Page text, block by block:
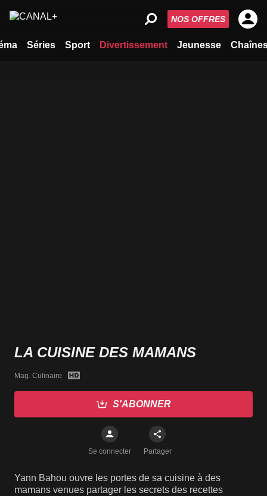
Séries Sport Divertissement Jeunesse
NOS OFFRES
LA CUISINE DES MAMANS
Mag. Culinaire
S'ABONNER
Se connecter Partager
Yann Bahou ouvre les portes de sa cuisine à des
mamans venues partager les secrets des recettes